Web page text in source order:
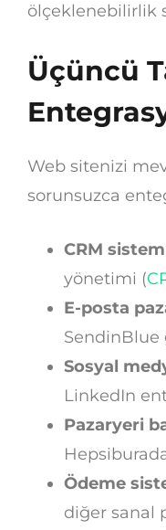
ölçeklenebilirlik
Üçüncü
Web sitenizi
sorunsuzca
CRM
yönetimi (
E-posta
Sosyal
LinkedIn
Pazaryeri
Ödeme
diğer sanal